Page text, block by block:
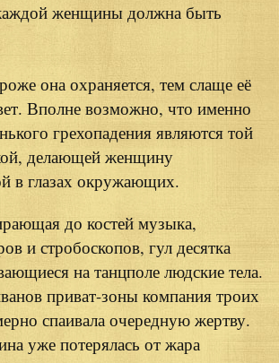
женщины должна быть
она охраняется, тем слаще её
Вполне возможно, что именно
грехопадения являются той
делающей женщину
в глазах окружающих.
до костей музыка,
и стробоскопов, гул десятка
на танцполе людские тела.
приват-зоны компания троих
спаивала очередную жертву.
уже потерялась от жара